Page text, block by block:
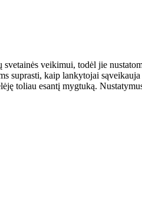
veikimui, todėl jie
kaip lankytojai
toliau esantį mygtuką.